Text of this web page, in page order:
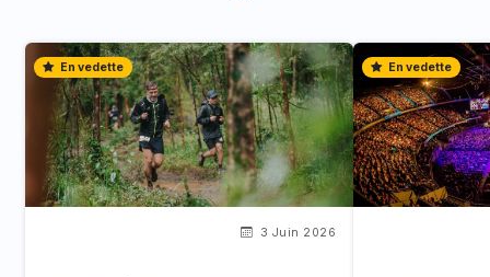
En vedette
3 Juin 2026
En vedette